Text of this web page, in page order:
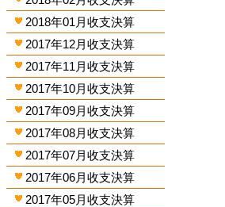
2018年01月收支決算
2017年12月收支決算
2017年11月收支決算
2017年10月收支決算
2017年09月收支決算
2017年08月收支決算
2017年07月收支決算
2017年06月收支決算
2017年05月收支決算